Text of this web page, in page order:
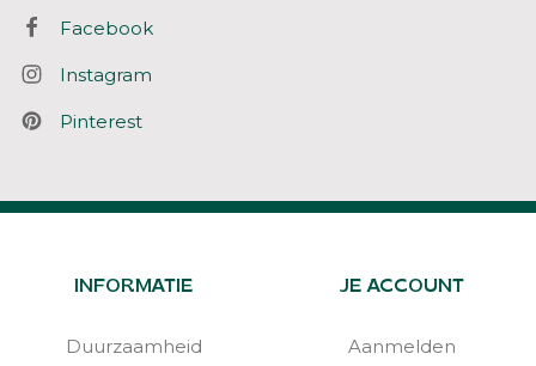
Facebook
Instagram
Pinterest
INFORMATIE
Duurzaamheid
JE ACCOUNT
Aanmelden